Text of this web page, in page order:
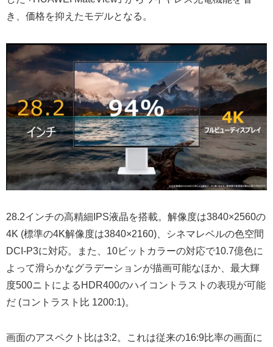
き、価格を抑えたモデルとなる。
28.2インチの高精細IPS液晶を搭載。解像度は3840×2560の
4K (標準の4K解像度は3840×2160)、シネマレベルの色空間
DCI-P3に対応。また、10ビットカラーの対応で10.7億色に
よって滑らかなグラデーションが描画可能なほか、最大輝
度500ニトによるHDR400のハイコントラストの表現が可能
だ (コントラスト比 1200:1)。
画面のアスペクト比は3:2。これは従来の16:9比率の画面に